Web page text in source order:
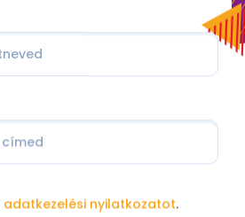
adatkezelési nyilatkozatot.